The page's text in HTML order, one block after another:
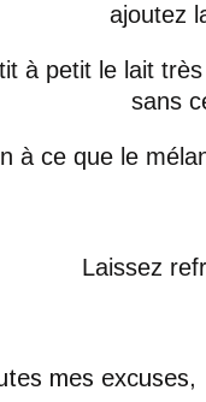
ajoutez
à petit le lait
sans
à ce que le
Laissez
mes